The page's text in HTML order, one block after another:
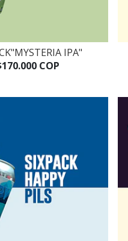
IPA"
COP